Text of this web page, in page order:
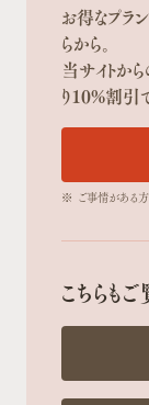
お得なプラ
らから。
当サイトか
り10%割引
※ ご事情がある方
こちらも